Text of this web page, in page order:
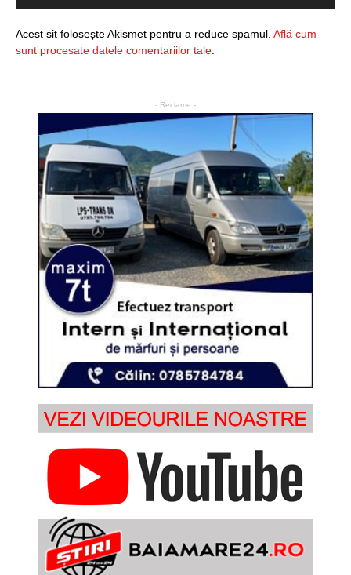
Acest sit folosește Akismet pentru a reduce spamul. Află cum
sunt procesate datele comentariilor tale
- Reclame -